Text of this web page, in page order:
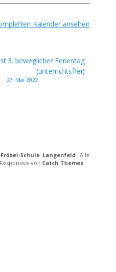
Kalender ansehen
3. beweglicher Ferientag
(unterrichtsfrei)
27. Mai 2022
Schule Langenfeld . Alle
von Catch Themes